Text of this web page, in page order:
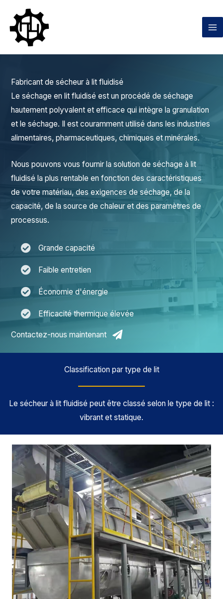
contenu
Fabricant de sécheur à lit fluidisé
Le séchage en lit fluidisé est un procédé de séchage
hautement polyvalent et efficace qui intègre la granulation
et le séchage. Il est couramment utilisé dans les industries
alimentaires, pharmaceutiques, chimiques et minérales.
Nous pouvons vous fournir la solution de séchage à lit
fluidisé la plus rentable en fonction des caractéristiques
de votre matériau, des exigences de séchage, de la
capacité, de la source de chaleur et des paramètres de
processus.
Grande capacité
Faible entretien
Économie d'énergie
Efficacité thermique élevée
Contactez-nous maintenant
Classification par type de lit
Le sécheur à lit fluidisé peut être classé selon le type de lit :
vibrant et statique.